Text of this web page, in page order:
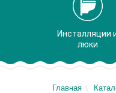
Инсталляции
люки
Главная